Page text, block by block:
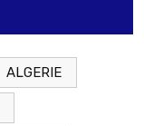
ALGERIE